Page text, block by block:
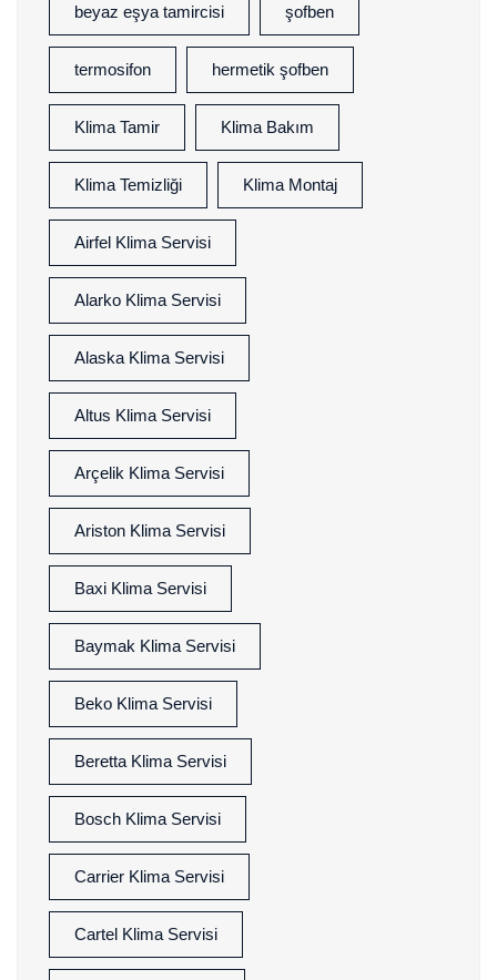
beyaz eşya tamircisi şofben
termosifon hermetik şofben
Klima Tamir Klima Bakım
Klima Temizliği Klima Montaj
Airfel Klima Servisi
Alarko Klima Servisi
Alaska Klima Servisi
Altus Klima Servisi
Arçelik Klima Servisi
Ariston Klima Servisi
Baxi Klima Servisi
Baymak Klima Servisi
Beko Klima Servisi
Beretta Klima Servisi
Bosch Klima Servisi
Carrier Klima Servisi
Cartel Klima Servisi